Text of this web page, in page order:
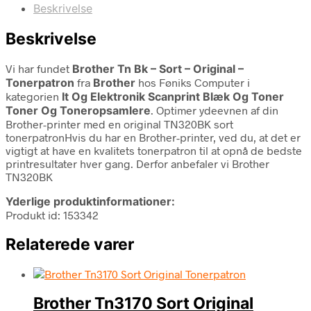
Beskrivelse
Beskrivelse
Vi har fundet Brother Tn Bk – Sort – Original –
Tonerpatron fra Brother hos Føniks Computer i
kategorien It Og Elektronik Scanprint Blæk Og Toner
Toner Og Toneropsamlere. Optimer ydeevnen af din
Brother-printer med en original TN320BK sort
tonerpatronHvis du har en Brother-printer, ved du, at det er
vigtigt at have en kvalitets tonerpatron til at opnå de bedste
printresultater hver gang. Derfor anbefaler vi Brother
TN320BK
Yderlige produktinformationer:
Produkt id: 153342
Relaterede varer
Brother Tn3170 Sort Original